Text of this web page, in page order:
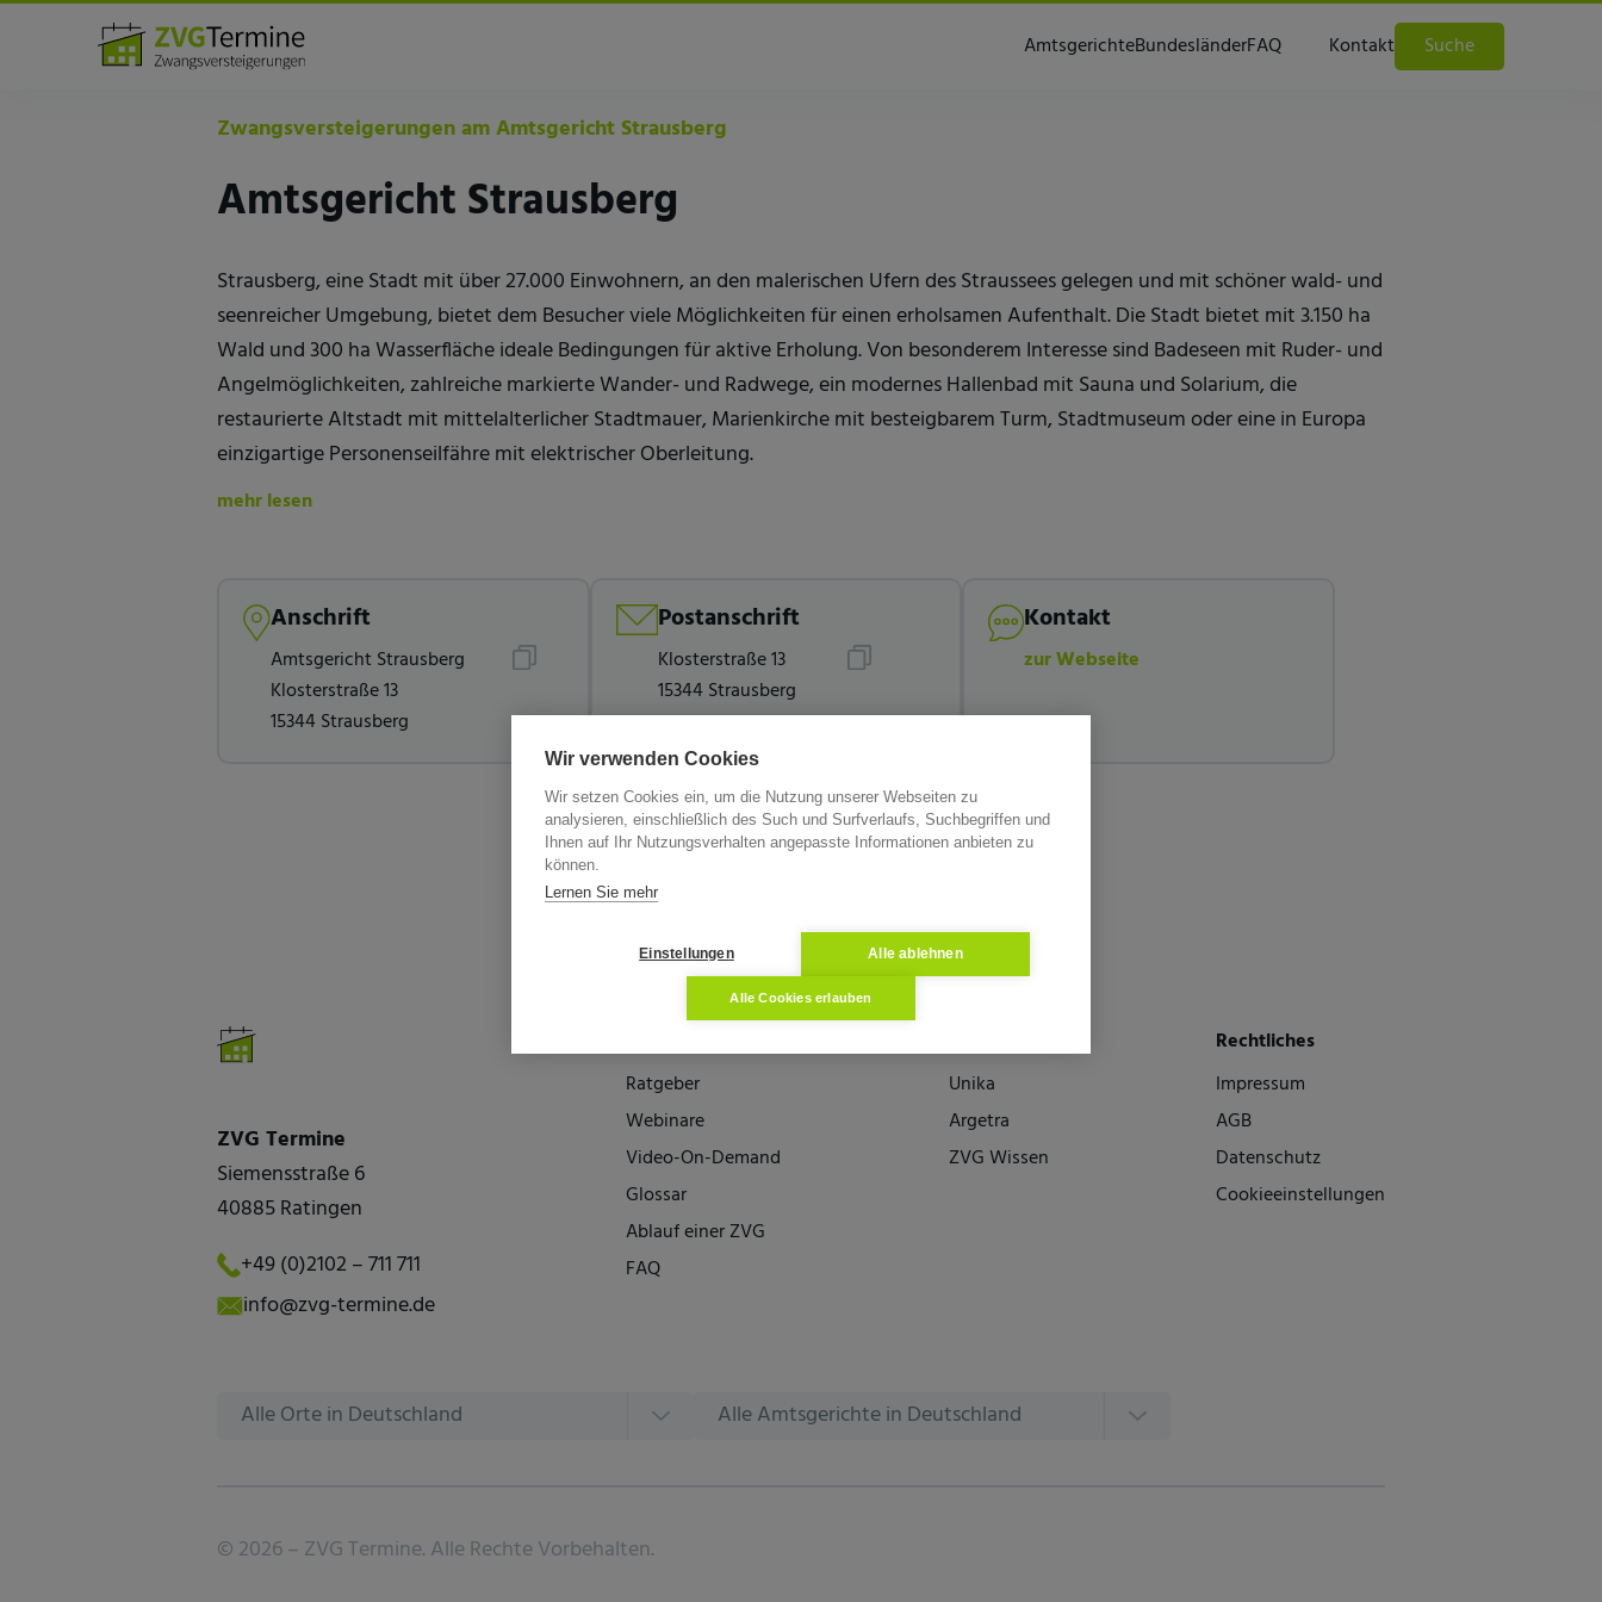
AmtsgerichteBundesländerFAQ Kontakt Suche
Amtsgerichte
Zwangsversteigerungen am Amtsgericht Strausberg
Amtsgericht Strausberg
Strausberg, eine Stadt mit über 27.000 Einwohnern, an den malerischen Ufern des Straussees gelegen und mit schöner wald- und
seenreicher Umgebung, bietet dem Besucher viele Möglichkeiten für einen erholsamen Aufenthalt. Die Stadt bietet mit 3.150 ha
Wald und 300 ha Wasserfläche ideale Bedingungen für aktive Erholung. Von besonderem Interesse sind Badeseen mit Ruder- und
Angelmöglichkeiten, zahlreiche markierte Wander- und Radwege, ein modernes Hallenbad mit Sauna und Solarium, die
restaurierte Altstadt mit mittelalterlicher Stadtmauer, Marienkirche mit besteigbarem Turm, Stadtmuseum oder eine in Europa
einzigartige Personenseilfähre mit elektrischer Oberleitung.
mehr lesen
Anschrift
Amtsgericht Strausberg
Klosterstraße 13
15344 Strausberg
Postanschrift
Klosterstraße 13
15344 Strausberg
Kontakt
zur Webseite
ZVG Termine
Siemensstraße 6
40885 Ratingen
+49 (0)2102 – 711 711
info@zvg-termine.de
Ratgeber
Webinare
Video-On-Demand
Glossar
Ablauf einer ZVG
FAQ
Unika
Argetra
ZVG Wissen
Rechtliches
Impressum
AGB
Datenschutz
Cookieeinstellungen
Alle Orte in Deutschland Alle Amtsgerichte in Deutschland
© 2026 – ZVG Termine. Alle Rechte Vorbehalten.
Wir verwenden Cookies
Wir setzen Cookies ein, um die Nutzung unserer Webseiten zu
analysieren, einschließlich des Such und Surfverlaufs, Suchbegriffen und
Ihnen auf Ihr Nutzungsverhalten angepasste Informationen anbieten zu
können.
Lernen Sie mehr
Einstellungen Alle ablehnen
Alle Cookies erlauben